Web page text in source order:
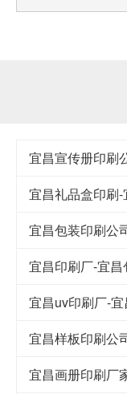
宜昌宣传册印刷
宜昌礼品盒印刷
宜昌包装印刷公
宜昌印刷厂-宜
宜昌uv印刷厂-
宜昌样板印刷公
宜昌画册印刷厂